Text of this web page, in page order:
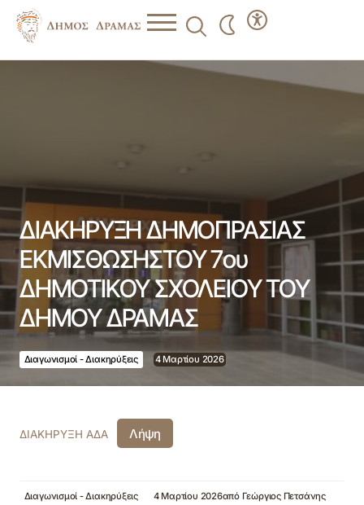
ΔΙΑΚΗΡΥΞΗ ΔΗΜΟΠΡΑΣΙΑΣ ΕΚΜΙΣΘΩΣΗΣΤΟΥ 7ου
ΔΗΜΟΤΙΚΟΥ ΣΧΟΛΕΙΟΥ ΤΟΥ ΔΗΜΟΥ ΔΡΑΜΑΣ
ΔΙΑΚΗΡΥΞΗ ΔΗΜΟΠΡΑΣΙΑΣ
ΕΚΜΙΣΘΩΣΗΣΤΟΥ 7ου
ΔΗΜΟΤΙΚΟΥ ΣΧΟΛΕΙΟΥ ΤΟΥ
ΔΗΜΟΥ ΔΡΑΜΑΣ
Διαγωνισμοί - Διακηρύξεις 4 Μαρτίου 2026
ΔΙΑΚΗΡΥΞΗ ΑΔΑ Λήψη
Διαγωνισμοί - Διακηρύξεις 4 Μαρτίου 2026από Γεώργιος Πετσάνης